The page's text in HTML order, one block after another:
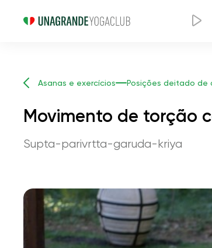
Asanas e exercícios Posições deitado de
Movimento de torção
Supta-parivrtta-garuda-kriya